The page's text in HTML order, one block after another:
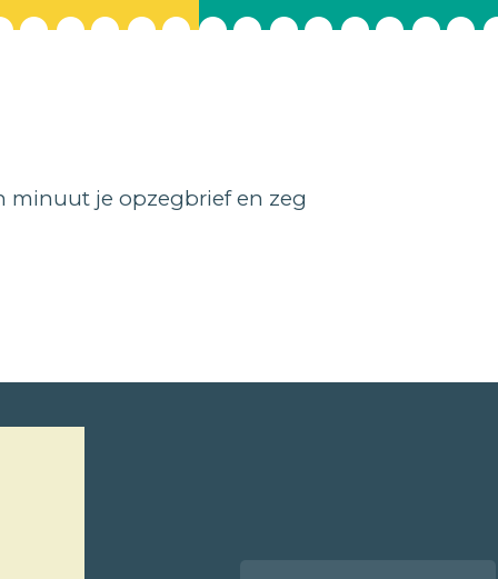
minuut je opzegbrief en zeg